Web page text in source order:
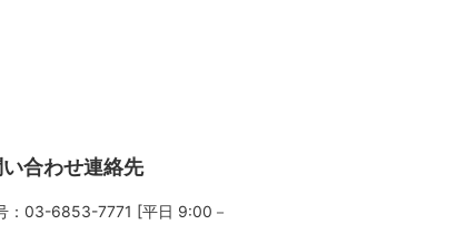
合わせ連絡先
：03-6853-7771 [平日 9:00－